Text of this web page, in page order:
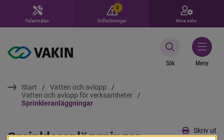
Felanmälan
4
Driftstörningar Mina sidor
Sök Meny
Start
Vatten och avlopp
Vatten och avlopp för verksamheter
Sprinkleranläggningar
Skriv ut